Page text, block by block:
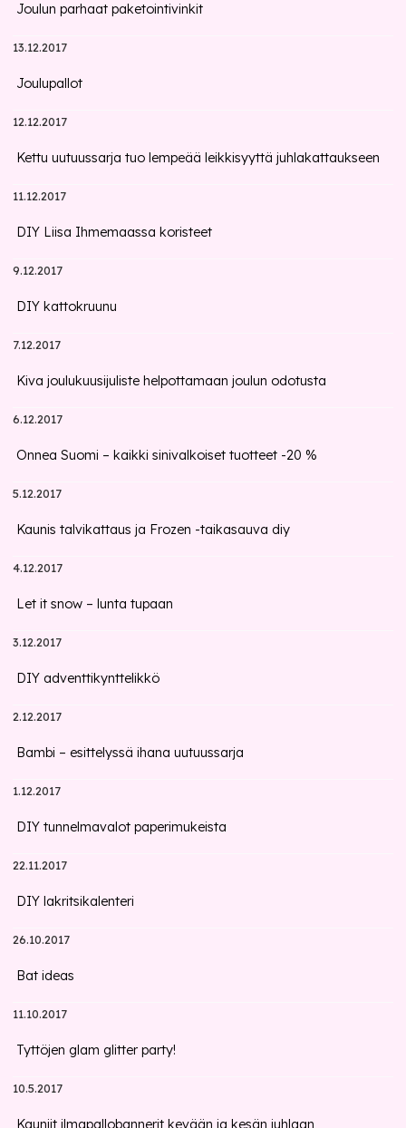
Joulun parhaat paketointivinkit
13.12.2017
Joulupallot
12.12.2017
Kettu uutuussarja tuo lempeää leikkisyyttä juhlakattaukseen
11.12.2017
DIY Liisa Ihmemaassa koristeet
9.12.2017
DIY kattokruunu
7.12.2017
Kiva joulukuusijuliste helpottamaan joulun odotusta
6.12.2017
Onnea Suomi – kaikki sinivalkoiset tuotteet -20 %
5.12.2017
Kaunis talvikattaus ja Frozen -taikasauva diy
4.12.2017
Let it snow – lunta tupaan
3.12.2017
DIY adventtikynttelikkö
2.12.2017
Bambi – esittelyssä ihana uutuussarja
1.12.2017
DIY tunnelmavalot paperimukeista
22.11.2017
DIY lakritsikalenteri
26.10.2017
Bat ideas
11.10.2017
Tyttöjen glam glitter party!
10.5.2017
Kauniit ilmapallobannerit kevään ja kesän juhlaan